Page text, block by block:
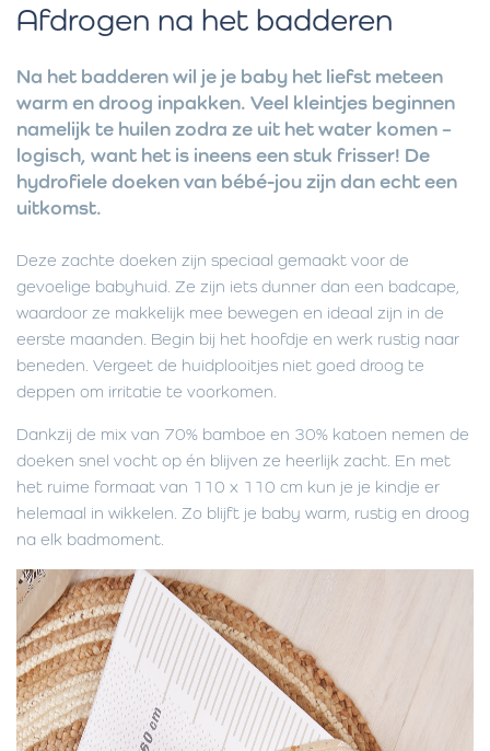
Afdrogen na het badderen
Na het badderen wil je je baby het liefst meteen
warm en droog inpakken. Veel kleintjes beginnen
namelijk te huilen zodra ze uit het water komen –
logisch, want het is ineens een stuk frisser! De
hydrofiele doeken van bébé-jou zijn dan echt een
uitkomst.
Deze zachte doeken zijn speciaal gemaakt voor de
gevoelige babyhuid. Ze zijn iets dunner dan een badcape,
waardoor ze makkelijk mee bewegen en ideaal zijn in de
eerste maanden. Begin bij het hoofdje en werk rustig naar
beneden. Vergeet de huidplooitjes niet goed droog te
deppen om irritatie te voorkomen.
Dankzij de mix van 70% bamboe en 30% katoen nemen de
doeken snel vocht op én blijven ze heerlijk zacht. En met
het ruime formaat van 110 x 110 cm kun je je kindje er
helemaal in wikkelen. Zo blijft je baby warm, rustig en droog
na elk badmoment.